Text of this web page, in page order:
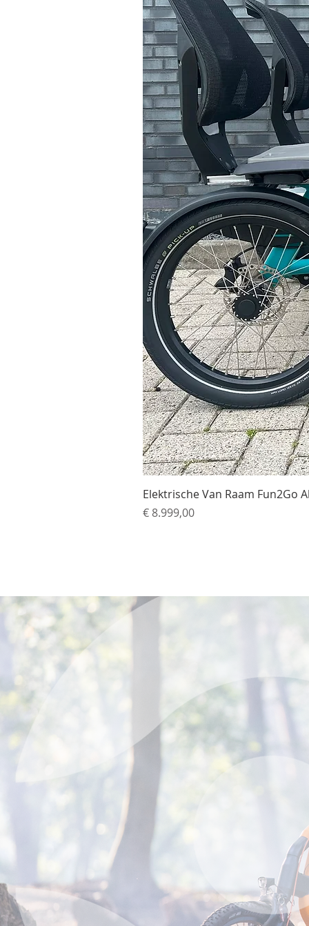
Elektrische Van Raam Fun2Go
Prijs
€ 8.999,00